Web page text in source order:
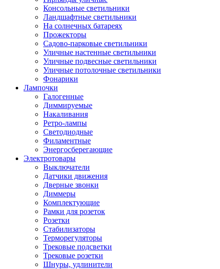
Консольные светильники
Ландшафтные светильники
На солнечных батареях
Прожекторы
Садово-парковые светильники
Уличные настенные светильники
Уличные подвесные светильники
Уличные потолочные светильники
Фонарики
Лампочки
Галогенные
Диммируемые
Накаливания
Ретро-лампы
Светодиодные
Филаментные
Энергосберегающие
Электротовары
Выключатели
Датчики движения
Дверные звонки
Диммеры
Комплектующие
Рамки для розеток
Розетки
Стабилизаторы
Терморегуляторы
Трековые подсветки
Трековые розетки
Шнуры, удлинители